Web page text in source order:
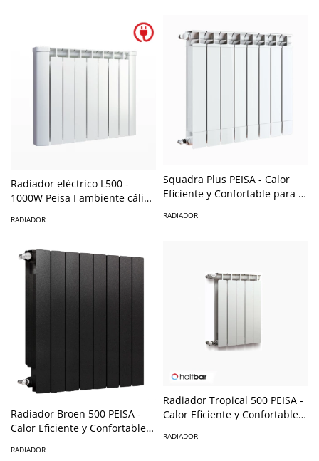
Radiador eléctrico L500 -
1000W Peisa I ambiente cálido
RADIADOR
Squadra Plus PEISA - Calor
Eficiente y Confortable para tu
RADIADOR
Radiador Broen 500 PEISA -
Calor Eficiente y Confortable
RADIADOR
Radiador Tropical 500 PEISA -
Calor Eficiente y Confortable
RADIADOR